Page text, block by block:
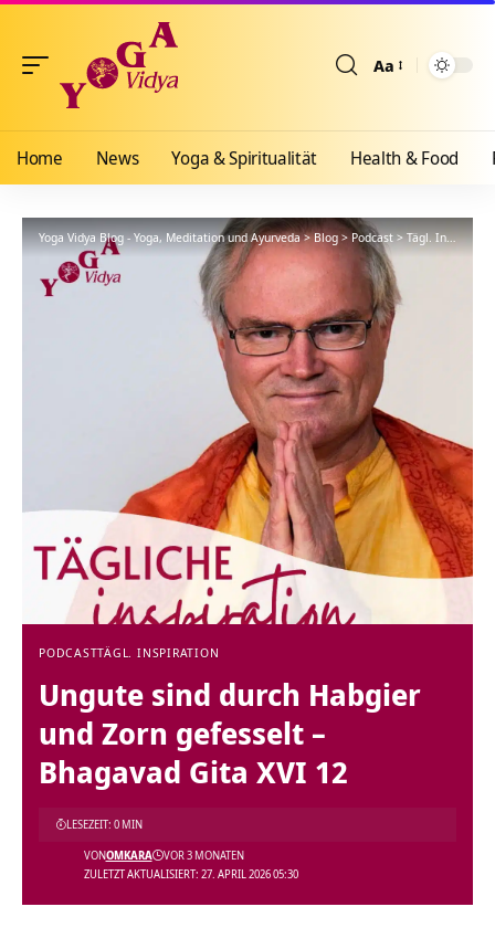
Aa
Home News Yoga & Spiritualität Health & Food
Yoga Vidya Blog - Yoga, Meditation und Ayurveda>Blog>Podcast>Tägl. Inspiration
PODCASTTÄGL. INSPIRATION
Ungute sind durch Habgier
und Zorn gefesselt –
Bhagavad Gita XVI 12
ZULETZT AKTUALISIERT: 27. APRIL 2026 05:30
VONOMKARA VOR 3 MONATEN
LESEZEIT: 0 MIN